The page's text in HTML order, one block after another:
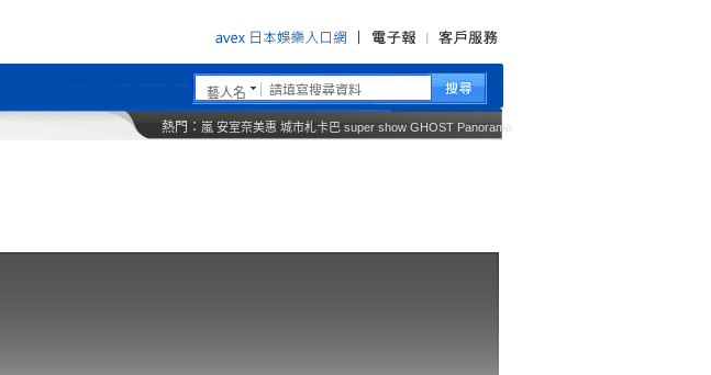
藝人名
熱門： 嵐 安室奈美惠 城市札卡巴 super show GHOST Panorama